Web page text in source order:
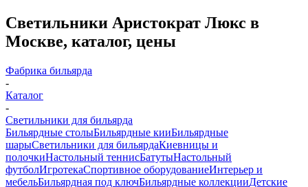
Светильники Аристократ Люкс в
Москве, каталог, цены
Фабрика бильярда
-
Каталог
-
Светильники для бильярда
Бильярдные столыБильярдные кииБильярдные
шарыСветильники для бильярдаКиевницы и
полочкиНастольный теннисБатутыНастольный
футболИгротекаСпортивное оборудованиеИнтерьер и
мебельБильярдная под ключБильярдные коллекцииДетские